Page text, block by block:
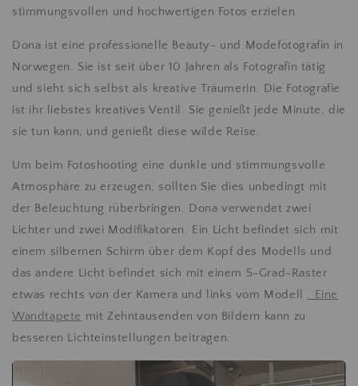
stimmungsvollen und hochwertigen Fotos erzielen.
Dona ist eine professionelle Beauty- und Modefotografin in
Norwegen. Sie ist seit über 10 Jahren als Fotografin tätig
und sieht sich selbst als kreative Träumerin. Die Fotografie
ist ihr liebstes kreatives Ventil. Sie genießt jede Minute, die
sie tun kann, und genießt diese wilde Reise.
Um beim Fotoshooting eine dunkle und stimmungsvolle
Atmosphäre zu erzeugen, sollten Sie dies unbedingt mit
der Beleuchtung rüberbringen. Dona verwendet zwei
Lichter und zwei Modifikatoren. Ein Licht befindet sich mit
einem silbernen Schirm über dem Kopf des Modells und
das andere Licht befindet sich mit einem 5-Grad-Raster
etwas rechts von der Kamera und links vom Modell . Eine
Wandtapete mit Zehntausenden von Bildern kann zu
besseren Lichteinstellungen beitragen.